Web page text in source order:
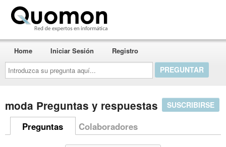
Introduzca
su
pregunta
aquí...
Home Iniciar Sesión Registro
moda Preguntas y respuestas SUSCRIBIRSE
Preguntas Colaboradores